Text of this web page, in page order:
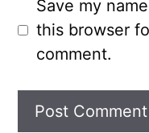
Save my
this browser
comment.